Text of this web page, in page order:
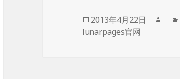
发
布
2013年4月22日
lunarpages官网